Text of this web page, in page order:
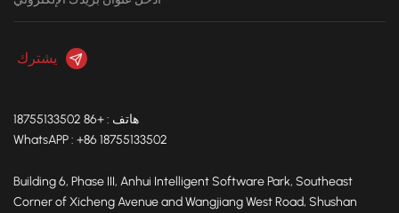
هاتف : +86 18755133502
WhatsAPP : +86 18755133502
Building 6, Phase III, Anhui Intelligent Software Park, Southeast
Corner of Xicheng Avenue and Wangjiang West Road, Shushan